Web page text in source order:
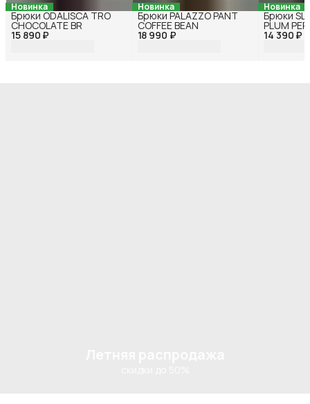
Новинка
15 890 ₽
Брюки ODALISCA TRO
CHOCOLATE BR
Новинка
18 990 ₽
Брюки PALAZZO PANT
COFFEE BEAN
Новинка
14 390 ₽
Брюки
PLUM